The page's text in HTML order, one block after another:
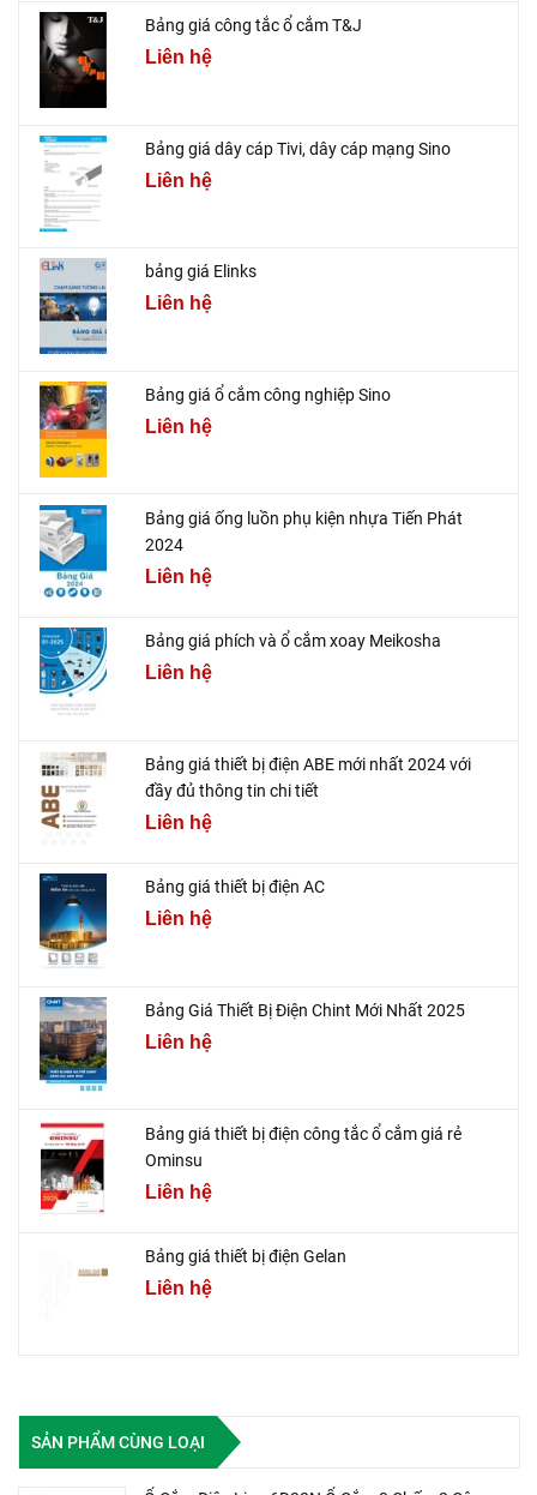
Bảng giá công tắc ổ cắm T&J
Liên hệ
Bảng giá dây cáp Tivi, dây cáp mạng Sino
Liên hệ
bảng giá Elinks
Liên hệ
Bảng giá ổ cắm công nghiệp Sino
Liên hệ
Bảng giá ống luồn phụ kiện nhựa Tiến Phát
2024
Liên hệ
Bảng giá phích và ổ cắm xoay Meikosha
Liên hệ
Bảng giá thiết bị điện ABE mới nhất 2024 với
đầy đủ thông tin chi tiết
Liên hệ
Bảng giá thiết bị điện AC
Liên hệ
Bảng Giá Thiết Bị Điện Chint Mới Nhất 2025
Liên hệ
Bảng giá thiết bị điện công tắc ổ cắm giá rẻ
Ominsu
Liên hệ
Bảng giá thiết bị điện Gelan
Liên hệ
SẢN PHẨM CÙNG LOẠI